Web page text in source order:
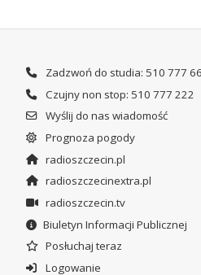
Zadzwoń do studia: 510 777
Czujny non stop: 510 777 222
Wyślij do nas wiadomość
Prognoza pogody
radioszczecin.pl
radioszczecinextra.pl
radioszczecin.tv
Biuletyn Informacji Publicznej
Posłuchaj teraz
Logowanie